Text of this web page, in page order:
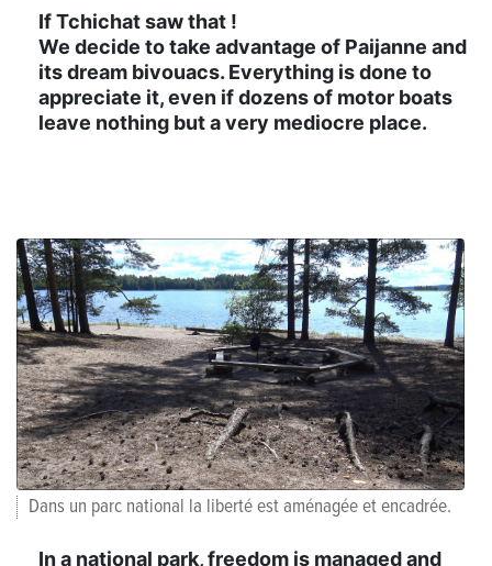
If Tchichat saw that !
We decide to take advantage of Paijanne and
its dream bivouacs. Everything is done to
appreciate it, even if dozens of motor boats
leave nothing but a very mediocre place.
Dans un parc national la liberté est aménagée et encadrée.
In a national park, freedom is managed and